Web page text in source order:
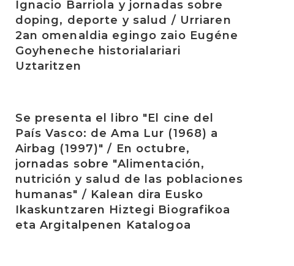
Ignacio Barriola y jornadas sobre
doping, deporte y salud / Urriaren
2an omenaldia egingo zaio Eugéne
Goyheneche historialariari
Uztaritzen
Se presenta el libro "El cine del
País Vasco: de Ama Lur (1968) a
Airbag (1997)" / En octubre,
jornadas sobre "Alimentación,
nutrición y salud de las poblaciones
humanas" / Kalean dira Eusko
Ikaskuntzaren Hiztegi Biografikoa
eta Argitalpenen Katalogoa